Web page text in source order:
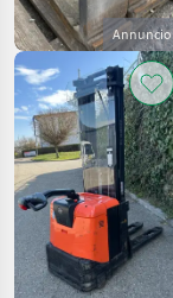
Annuncio